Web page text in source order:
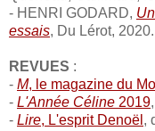
- HENRI GODARD,
essais, Du Lérot, 2020.
REVUES :
- M, le magazine du
- L'Année Céline 2019
- Lire, L'esprit Denoël ,